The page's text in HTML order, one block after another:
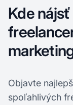
Kde
Objavte
spoľahlivých